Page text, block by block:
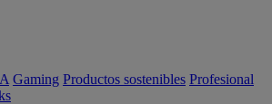
Gaming Productos sostenibles Profesional